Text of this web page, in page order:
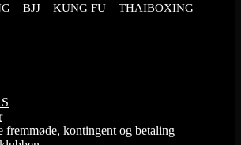
– BJJ – KUNG FU – THAIBOXING
fremmøde, kontingent og betaling